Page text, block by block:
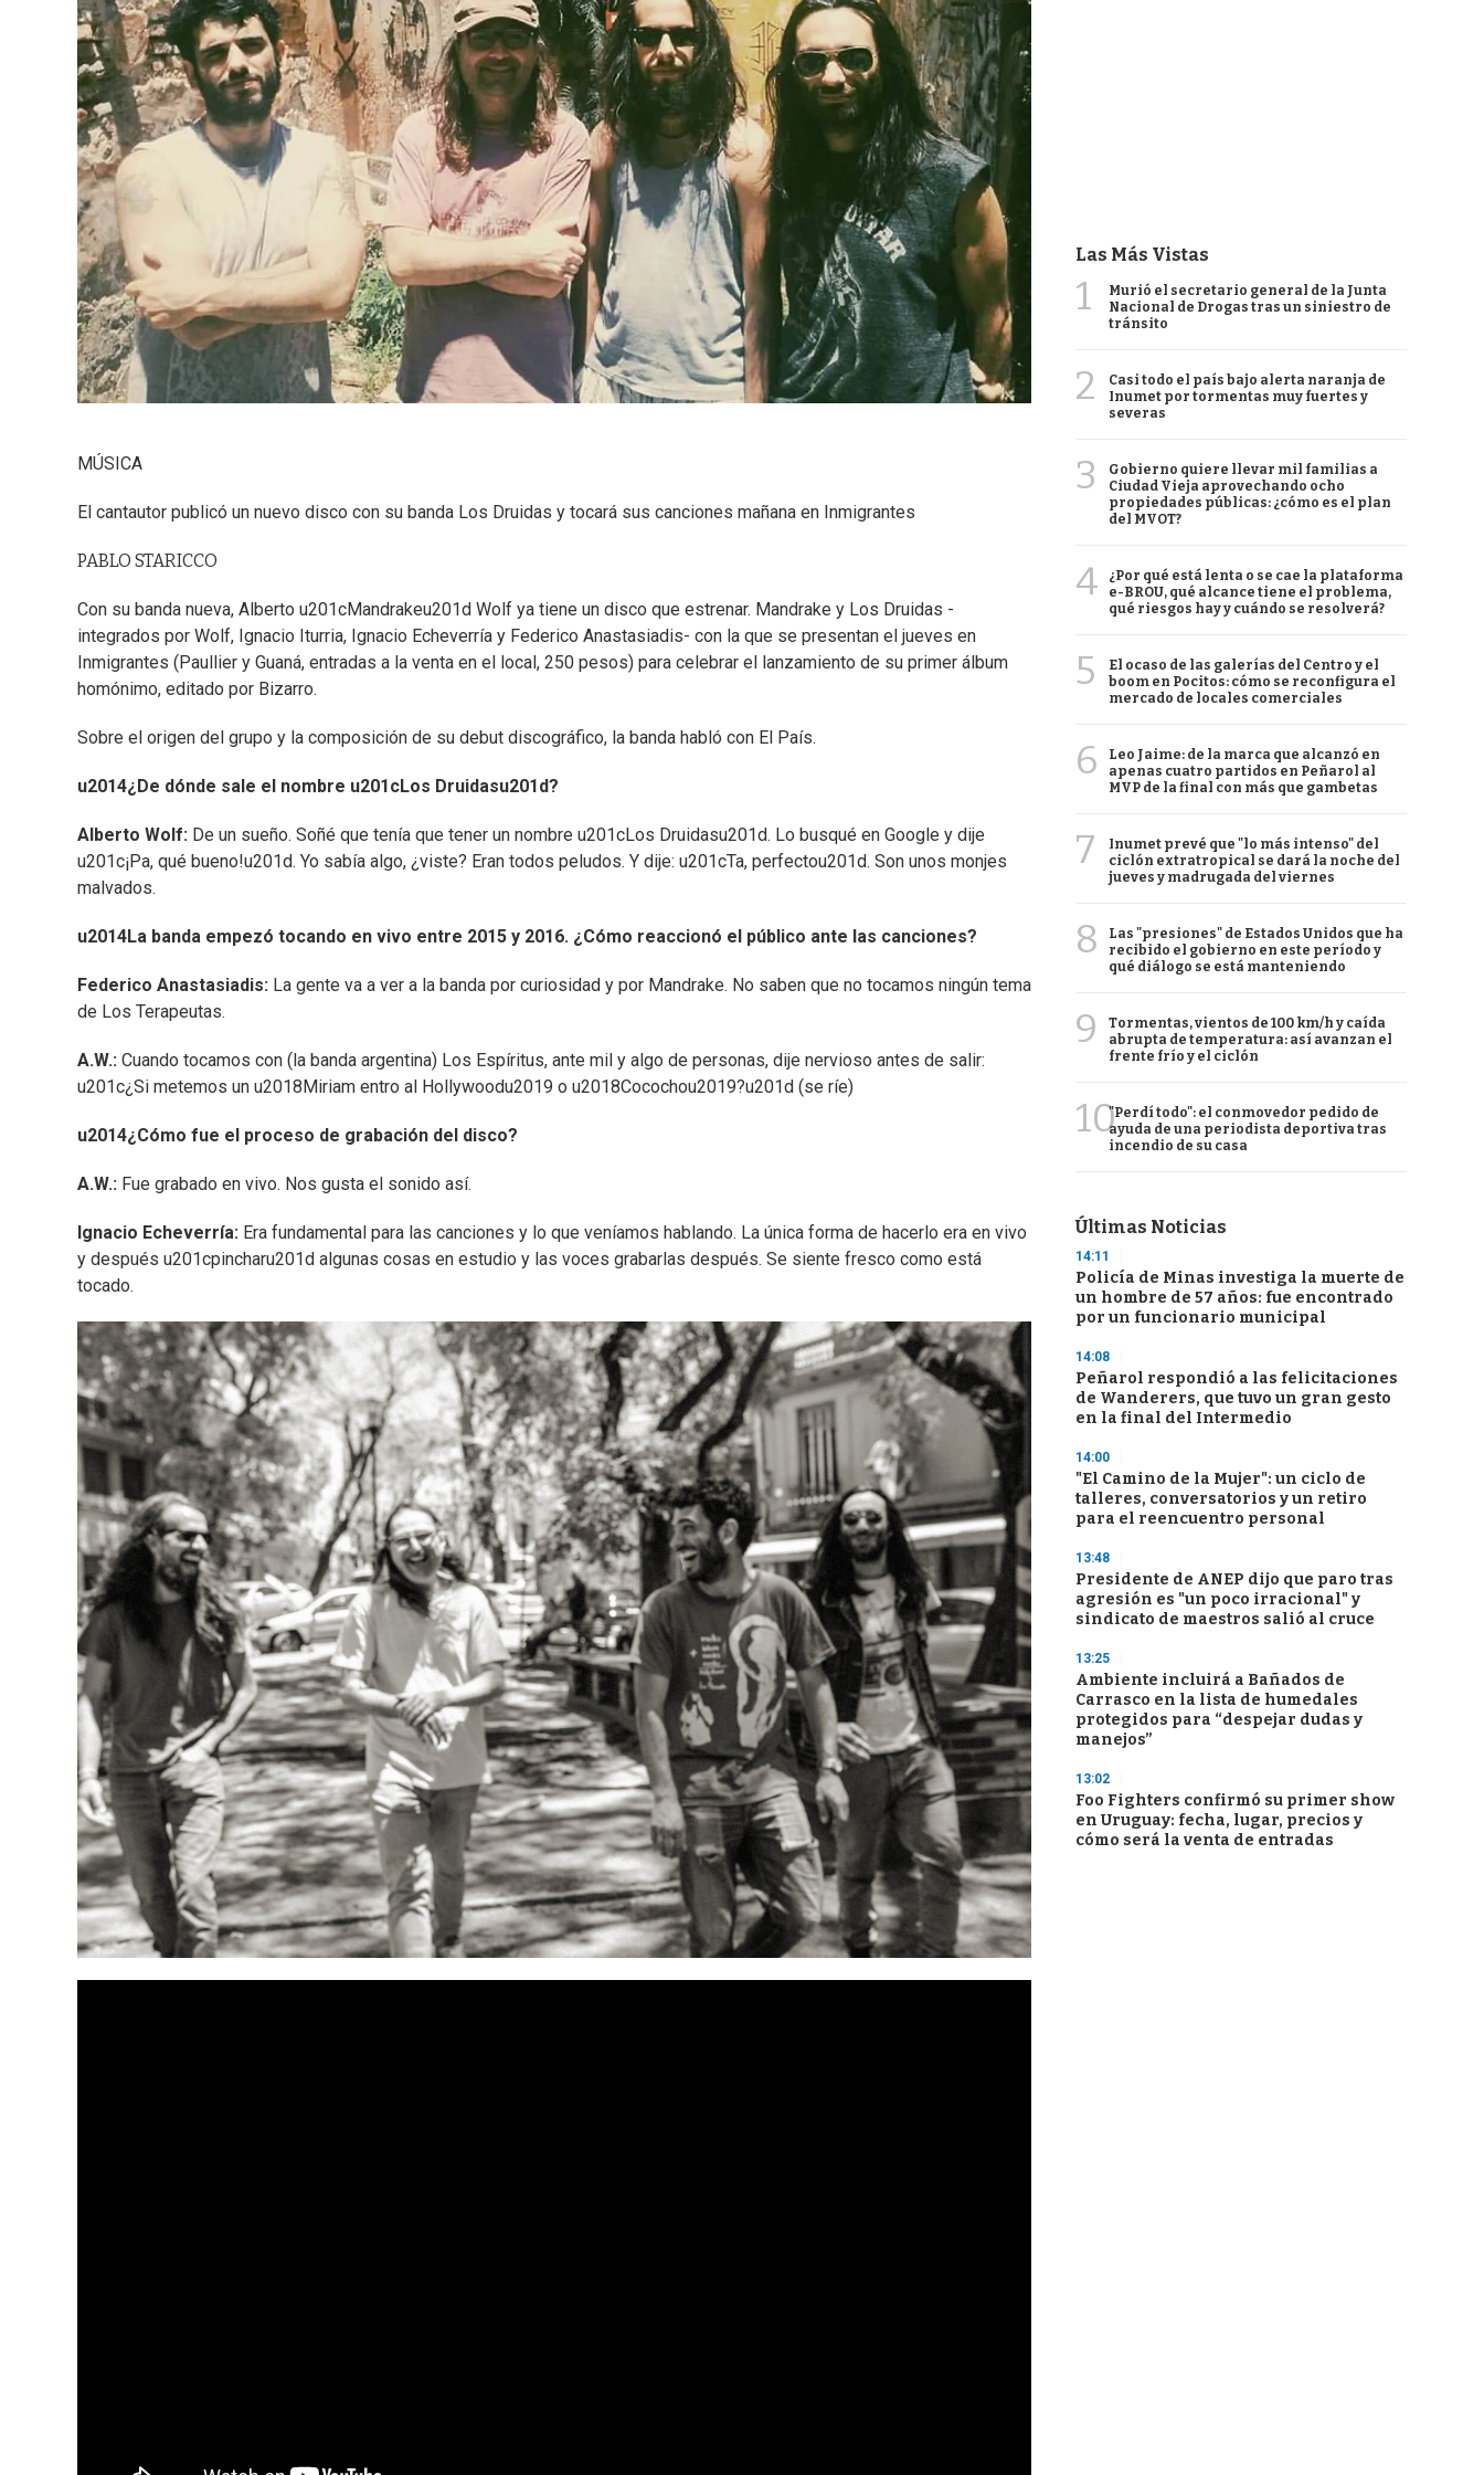
MÚSICA
El cantautor publicó un nuevo disco con su banda Los Druidas y tocará sus canciones mañana en Inmigrantes
PABLO STARICCO
Con su banda nueva, Alberto u201cMandrakeu201d Wolf ya tiene un disco que estrenar. Mandrake y Los Druidas -
integrados por Wolf, Ignacio Iturria, Ignacio Echeverría y Federico Anastasiadis- con la que se presentan el jueves en
Inmigrantes (Paullier y Guaná, entradas a la venta en el local, 250 pesos) para celebrar el lanzamiento de su primer álbum
homónimo, editado por Bizarro.
Sobre el origen del grupo y la composición de su debut discográfico, la banda habló con El País.
u2014¿De dónde sale el nombre u201cLos Druidasu201d?
Alberto Wolf: De un sueño. Soñé que tenía que tener un nombre u201cLos Druidasu201d. Lo busqué en Google y dije
u201c¡Pa, qué bueno!u201d. Yo sabía algo, ¿viste? Eran todos peludos. Y dije: u201cTa, perfectou201d. Son unos monjes
malvados.
u2014La banda empezó tocando en vivo entre 2015 y 2016. ¿Cómo reaccionó el público ante las canciones?
Federico Anastasiadis: La gente va a ver a la banda por curiosidad y por Mandrake. No saben que no tocamos ningún tema
de Los Terapeutas.
A.W.: Cuando tocamos con (la banda argentina) Los Espíritus, ante mil y algo de personas, dije nervioso antes de salir:
u201c¿Si metemos un u2018Miriam entro al Hollywoodu2019 o u2018Cocochou2019?u201d (se ríe)
u2014¿Cómo fue el proceso de grabación del disco?
A.W.: Fue grabado en vivo. Nos gusta el sonido así.
Ignacio Echeverría: Era fundamental para las canciones y lo que veníamos hablando. La única forma de hacerlo era en vivo
y después u201cpincharu201d algunas cosas en estudio y las voces grabarlas después. Se siente fresco como está
tocado.
Las Más Vistas
1
Murió el secretario general de la Junta
Nacional de Drogas tras un siniestro de
tránsito
2
Casi todo el país bajo alerta naranja de
Inumet por tormentas muy fuertes y
severas
3
Gobierno quiere llevar mil familias a
Ciudad Vieja aprovechando ocho
propiedades públicas: ¿cómo es el plan
del MVOT?
4
¿Por qué está lenta o se cae la plataforma
e-BROU, qué alcance tiene el problema,
qué riesgos hay y cuándo se resolverá?
5
El ocaso de las galerías del Centro y el
boom en Pocitos: cómo se reconfigura el
mercado de locales comerciales
6
Leo Jaime: de la marca que alcanzó en
apenas cuatro partidos en Peñarol al
MVP de la final con más que gambetas
7
Inumet prevé que "lo más intenso" del
ciclón extratropical se dará la noche del
jueves y madrugada del viernes
8
Las "presiones" de Estados Unidos que ha
recibido el gobierno en este período y
qué diálogo se está manteniendo
9
Tormentas, vientos de 100 km/h y caída
abrupta de temperatura: así avanzan el
frente frío y el ciclón
10"Perdí todo": el conmovedor pedido de
ayuda de una periodista deportiva tras
incendio de su casa
Últimas Noticias
14:11
Policía de Minas investiga la muerte de
un hombre de 57 años: fue encontrado
por un funcionario municipal
14:08
Peñarol respondió a las felicitaciones
de Wanderers, que tuvo un gran gesto
en la final del Intermedio
14:00
"El Camino de la Mujer": un ciclo de
talleres, conversatorios y un retiro
para el reencuentro personal
13:48
Presidente de ANEP dijo que paro tras
agresión es "un poco irracional" y
sindicato de maestros salió al cruce
13:25
Ambiente incluirá a Bañados de
Carrasco en la lista de humedales
protegidos para “despejar dudas y
manejos”
13:02
Foo Fighters confirmó su primer show
en Uruguay: fecha, lugar, precios y
cómo será la venta de entradas